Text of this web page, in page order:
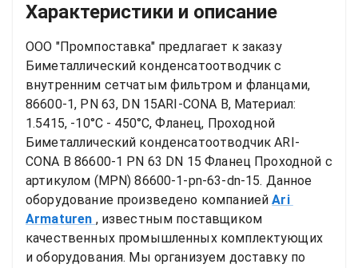
Характеристики и описание
ООО "Промпоставка" предлагает к заказу
Биметаллический конденсатоотводчик с
внутренним сетчатым фильтром и фланцами,
86600-1, PN 63, DN 15ARI-CONA B, Материал:
1.5415, -10°C - 450°C, Фланец, Проходной
Биметаллический конденсатоотводчик ARI-
CONA B 86600-1 PN 63 DN 15 Фланец Проходной с
артикулом (MPN) 86600-1-pn-63-dn-15. Данное
оборудование произведено компанией Ari
Armaturen , известным поставщиком
качественных промышленных комплектующих
и оборудования. Мы организуем доставку по